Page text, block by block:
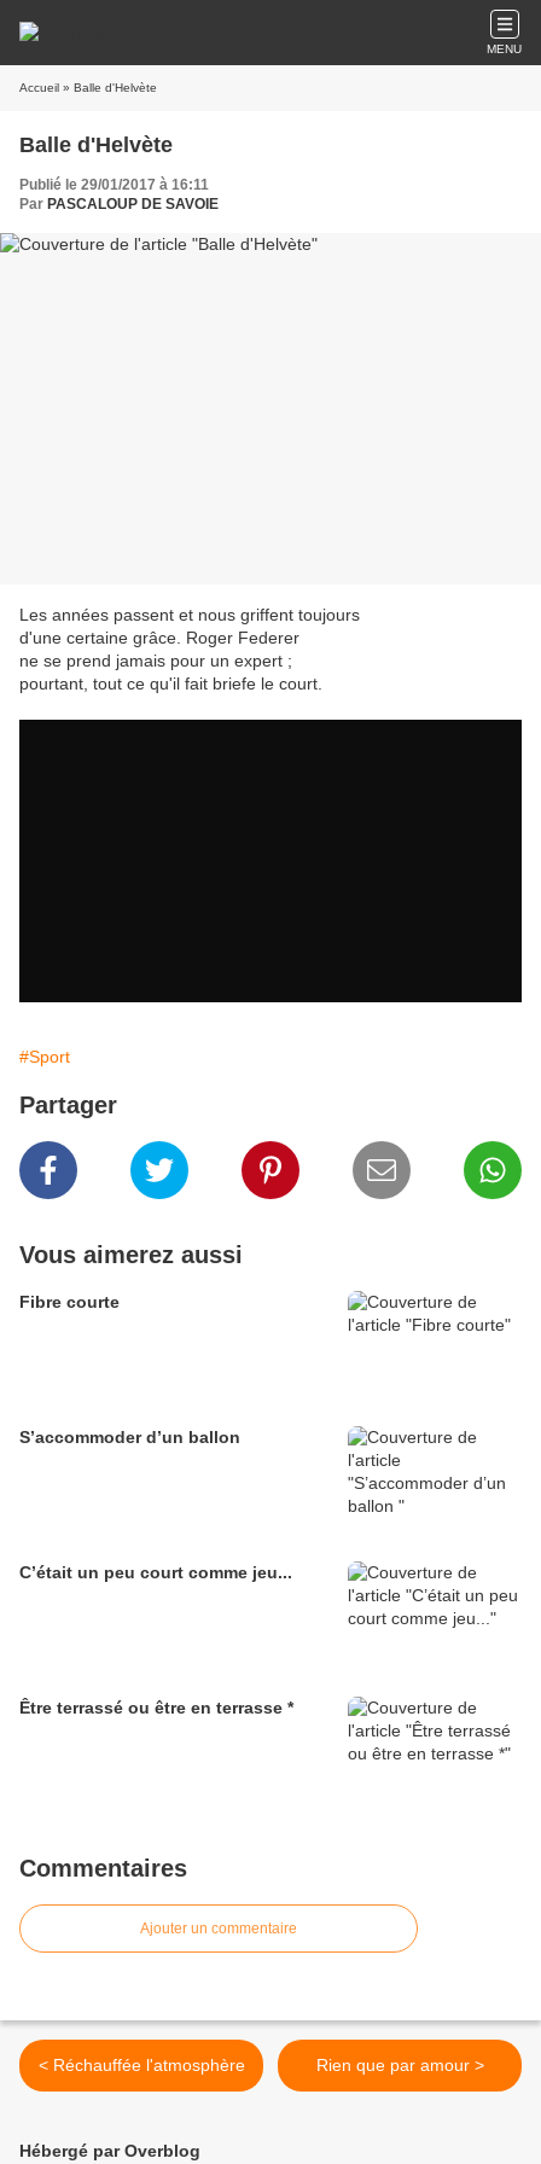
MENU
Accueil » Balle d'Helvète
Balle d'Helvète
Publié le 29/01/2017 à 16:11
Par PASCALOUP DE SAVOIE
Les années passent et nous griffent toujours
d'une certaine grâce. Roger Federer
ne se prend jamais pour un expert ;
pourtant, tout ce qu'il fait briefe le court.
#Sport
Partager
Vous aimerez aussi
Fibre courte
S’accommoder d’un ballon
C’était un peu court comme jeu...
Être terrassé ou être en terrasse *
Commentaires
Ajouter un commentaire
< Réchauffée l'atmosphère Rien que par amour >
Hébergé par Overblog